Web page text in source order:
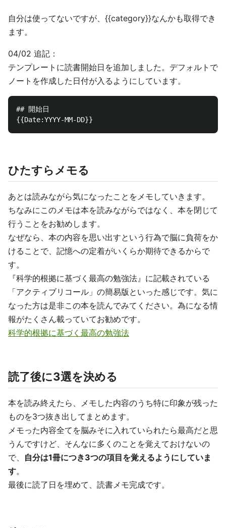
自分は使ってないですが、{{category}}なんかも取得でき
ます。
04/02 追記：
テンプレートに読書開始日を追加しました。デフォルトで
ノートを作成した日付が入るようにしています。
## 開始日
ひたすらメモる
あとは読みながら気になったことをメモしていきます。
ちなみにこのメモは本を読みながらではなく、本を閉じて
行うことをお勧めします。
なぜなら、本の内容を思い出すという行為で脳に負荷をか
けることで、記憶への定着がいくらか期待できるからで
す。
『科学的根拠に基づく最高の勉強法』に記載されている
「アクティブリコール」の簡易版といった感じです。気に
なった方は是非この本を読んでみてください。為になる情
報がたくさん載っていてお勧めです。
科学的根拠に基づく最高の勉強法
読了後に3選を決める
本を読み終えたら、メモした内容のうち特に印象が残った
ものを3つ抜き出してまとめます。
メモった内容全てを脳みそに入れていられたら最高だと思
うんですけど、そんなに多くのことを覚えておけないの
で、 自分は1冊につき3つの項目を覚えるようにしていま
す。
最後に読了日を埋めて、読書メモ完成です。